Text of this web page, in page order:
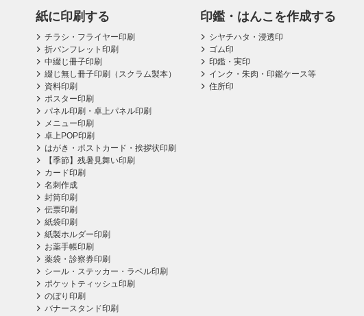
紙に印刷する
チラシ・フライヤー印刷
折パンフレット印刷
中綴じ冊子印刷
綴じ無し冊子印刷（スクラム製本）
資料印刷
ポスター印刷
パネル印刷・卓上パネル印刷
メニュー印刷
卓上POP印刷
はがき・ポストカード・挨拶状印刷
【季節】残暑見舞い印刷
カード印刷
名刺作成
封筒印刷
伝票印刷
紙袋印刷
紙製ホルダー印刷
お薬手帳印刷
薬袋・診察券印刷
シール・ステッカー・ラベル印刷
ポケットティッシュ印刷
のぼり印刷
バナースタンド印刷
印鑑・はんこを作成する
シヤチハタ・浸透印
ゴム印
印鑑・実印
インク・朱肉・印鑑ケース等
住所印